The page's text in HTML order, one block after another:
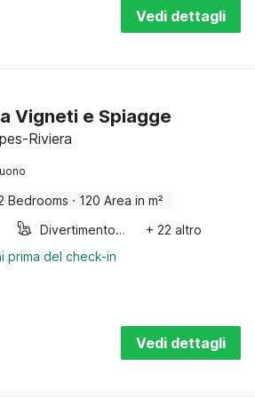
Vedi dettagli
Vigneti e Spiagge
Riviera
Bedrooms · 120 Area in m²
Divertimento per bambini
+ 22 altro
prima del check-in
Vedi dettagli